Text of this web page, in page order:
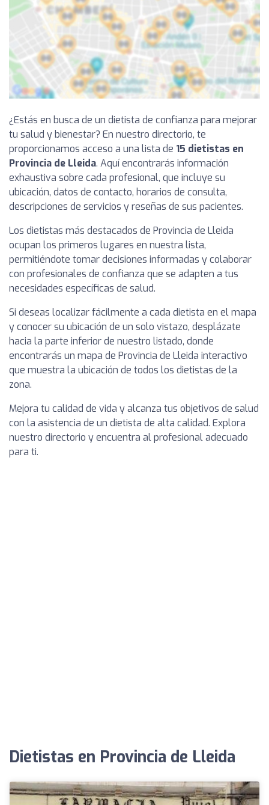
¿Estás en busca de un dietista de confianza para mejorar
tu salud y bienestar? En nuestro directorio, te
proporcionamos acceso a una lista de 15 dietistas en
Provincia de Lleida. Aquí encontrarás información
exhaustiva sobre cada profesional, que incluye su
ubicación, datos de contacto, horarios de consulta,
descripciones de servicios y reseñas de sus pacientes.
Los dietistas más destacados de Provincia de Lleida
ocupan los primeros lugares en nuestra lista,
permitiéndote tomar decisiones informadas y colaborar
con profesionales de confianza que se adapten a tus
necesidades específicas de salud.
Si deseas localizar fácilmente a cada dietista en el mapa
y conocer su ubicación de un solo vistazo, desplázate
hacia la parte inferior de nuestro listado, donde
encontrarás un mapa de Provincia de Lleida interactivo
que muestra la ubicación de todos los dietistas de la
zona.
Mejora tu calidad de vida y alcanza tus objetivos de salud
con la asistencia de un dietista de alta calidad. Explora
nuestro directorio y encuentra al profesional adecuado
para ti.
Dietistas en Provincia de Lleida